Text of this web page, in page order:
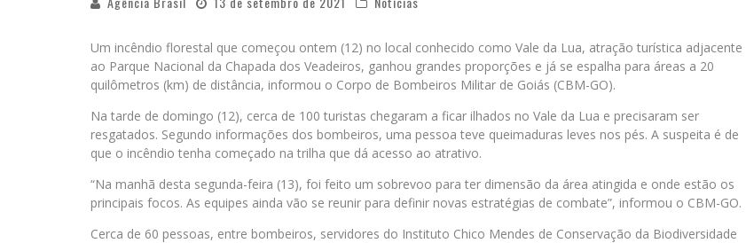
Um incêndio florestal que começou ontem (12) no local conhecido como Vale da Lua, atração turística adjacente
ao Parque Nacional da Chapada dos Veadeiros, ganhou grandes proporções e já se espalha para áreas a 20
quilômetros (km) de distância, informou o Corpo de Bombeiros Militar de Goiás (CBM-GO).
Na tarde de domingo (12), cerca de 100 turistas chegaram a ficar ilhados no Vale da Lua e precisaram ser
resgatados. Segundo informações dos bombeiros, uma pessoa teve queimaduras leves nos pés. A suspeita é de
que o incêndio tenha começado na trilha que dá acesso ao atrativo.
“Na manhã desta segunda-feira (13), foi feito um sobrevoo para ter dimensão da área atingida e onde estão os
principais focos. As equipes ainda vão se reunir para definir novas estratégias de combate”, informou o CBM-GO.
Cerca de 60 pessoas, entre bombeiros, servidores do Instituto Chico Mendes de Conservação da Biodiversidade